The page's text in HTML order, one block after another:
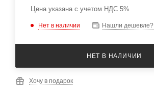
Цена указана с учетом НДС 5%
Нет в наличии Нашли дешевле?
НЕТ В НАЛИЧИИ
Хочу в подарок